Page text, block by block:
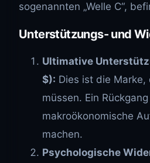
sogenannten „Welle C“,
Unterstützungs- und
Ultimative
$): Dies ist die
müssen. Ein
makroökonomische
machen.
Psychologische